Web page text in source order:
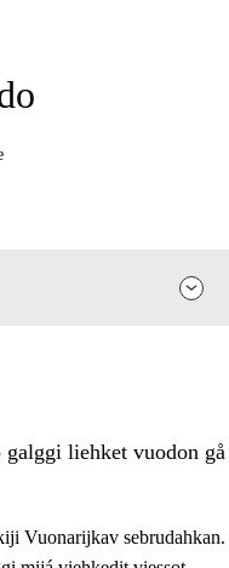
galggi liehket vuodon gå
Vuonarijkav sebrudahkan.